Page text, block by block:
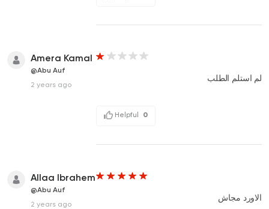
Amera Kamal
@Abu Auf
2 years ago
لم استلم الطلب
Helpful 0
Allaa Ibrahem
@Abu Auf
2 years ago
الاورد مجاش